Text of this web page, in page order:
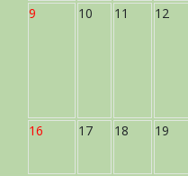
9 10 11 12
16 17 18 19